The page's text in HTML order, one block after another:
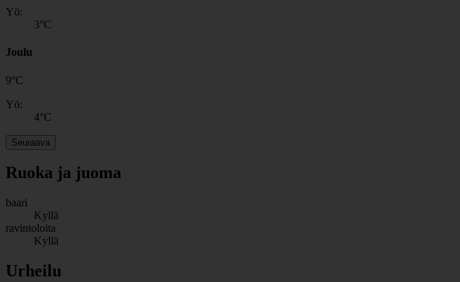
Yö:
3°C
Joulu
9°C
Yö:
4°C
Seuraava
Ruoka ja juoma
baari
Kyllä
ravintoloita
Kyllä
Urheilu